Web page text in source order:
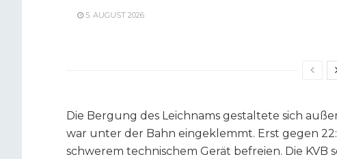
5. AUGUST 2026
Die Bergung des Leichnams gestaltete sich
war unter der Bahn eingeklemmt. Erst gegen
schwerem technischem Gerät befreien. Die KVB